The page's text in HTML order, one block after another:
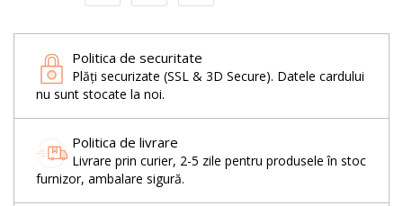
Politica de securitate
Plăți securizate (SSL & 3D Secure). Datele cardului
nu sunt stocate la noi.
Politica de livrare
Livrare prin curier, 2-5 zile pentru produsele în stoc
furnizor, ambalare sigură.